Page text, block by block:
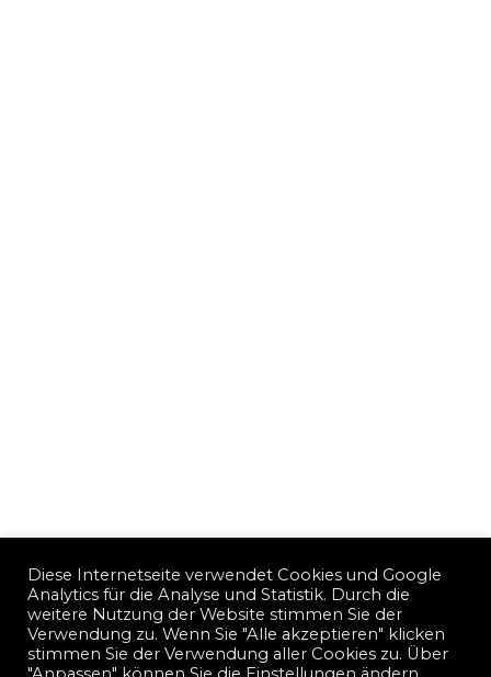
Diese Internetseite verwendet Cookies und Google
Analytics für die Analyse und Statistik. Durch die
weitere Nutzung der Website stimmen Sie der
Verwendung zu. Wenn Sie "Alle akzeptieren" klicken
stimmen Sie der Verwendung aller Cookies zu. Über